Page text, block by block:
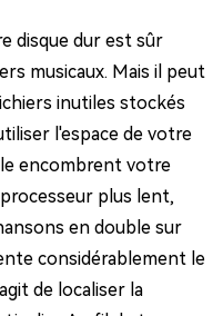
disque dur est sûr
musicaux. Mais il peut
inutiles stockés
l'espace de votre
encombrent votre
plus lent,
en double sur
considérablement le
de localiser la